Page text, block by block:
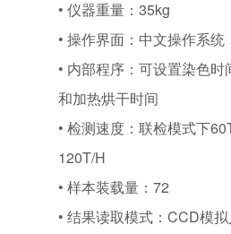
• 仪器重量：35kg
• 操作界面：中文操作系
• 内部程序：可设置染色
和加热烘干时间
• 检测速度：联检模式下
120T/H
• 样本装载量：72
• 结果读取模式：CCD模